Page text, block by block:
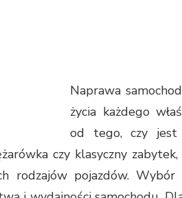
Naprawa
życia każdego
od tego, czy jest
czy klasyczny
rodzajów pojazdów.